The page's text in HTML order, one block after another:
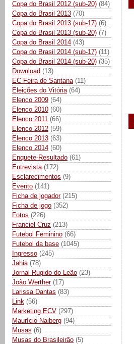
Copa do Brasil 2012 (sub-20) (84)
Copa do Brasil 2013 (70)
Copa do Brasil 2013 (sub-17) (6)
Copa do Brasil 2013 (sub-20) (7)
Copa do Brasil 2014 (43)
Copa do Brasil 2014 (sub-17) (11)
Copa do Brasil 2014 (sub-20) (35)
Download (13)
EC Feira de Santana (11)
Eleições do Vitória (64)
Elenco 2009 (64)
Elenco 2010 (60)
Elenco 2011 (66)
Elenco 2012 (59)
Elenco 2013 (63)
Elenco 2014 (60)
Enquete-Resultado (61)
Entrevista (172)
Esclarecimentos (9)
Evento (141)
Ficha de jogador (215)
Ficha de jogo (352)
Fotos (226)
Franciel Cruz (213)
Futebol Feminino (66)
Futebol da base (1045)
Ingresso (245)
Jahia (78)
Jornal Rugido do Leão (23)
João Werther (17)
Larissa Dantas (83)
Link (56)
Marketing ECV (297)
Maurício Naiberg (94)
Musas (6)
Musas do Brasileirão (5)